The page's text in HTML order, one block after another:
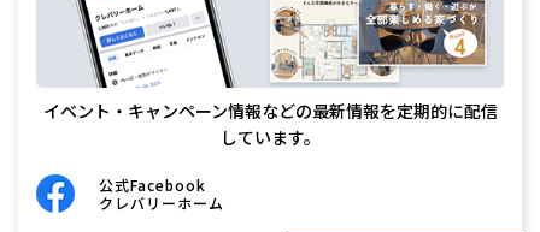
イベント・キャンペーン情報などの最新情報を定期的に配信
しています。
公式Facebook
クレバリーホーム